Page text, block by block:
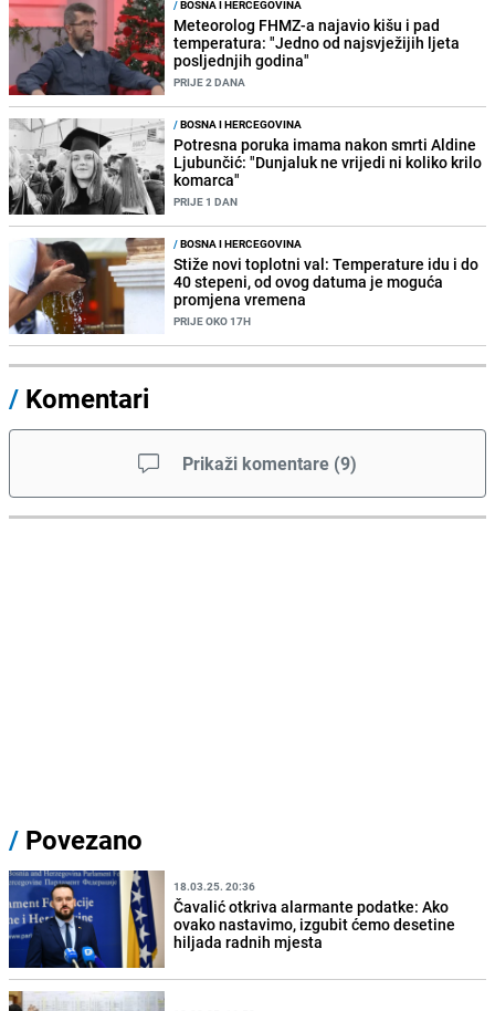
/BOSNA I HERCEGOVINA
Meteorolog FHMZ-a najavio kišu i pad
temperatura: "Jedno od najsvježijih ljeta
posljednjih godina"
PRIJE 2 DANA
/BOSNA I HERCEGOVINA
Potresna poruka imama nakon smrti Aldine
Ljubunčić: "Dunjaluk ne vrijedi ni koliko krilo
komarca"
PRIJE 1 DAN
/BOSNA I HERCEGOVINA
Stiže novi toplotni val: Temperature idu i do
40 stepeni, od ovog datuma je moguća
promjena vremena
PRIJE OKO 17H
/ Komentari
Prikaži komentare (9)
/ Povezano
18.03.25. 20:36
Čavalić otkriva alarmante podatke: Ako
ovako nastavimo, izgubit ćemo desetine
hiljada radnih mjesta